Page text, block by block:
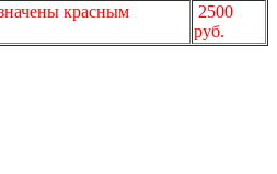
красным
2500
руб.